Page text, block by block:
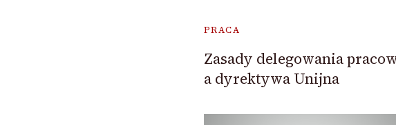
PRACA
Zasady delegowania
a dyrektywa Unijna